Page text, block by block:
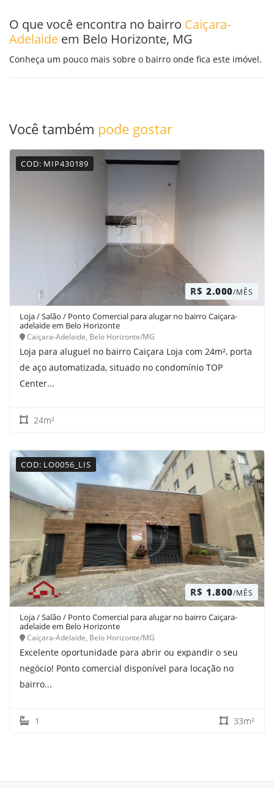
O que você encontra no bairro Caiçara-
Adelaide em Belo Horizonte, MG
Conheça um pouco mais sobre o bairro onde fica este imóvel.
Você também pode gostar
COD: MIP430189
R$ 2.000/MÊS
Loja / Salão / Ponto Comercial para alugar no bairro Caiçara-
adelaide em Belo Horizonte
Caiçara-Adelaide, Belo Horizonte/MG
Loja para aluguel no bairro Caiçara Loja com 24m², porta
de aço automatizada, situado no condomínio TOP
Center...
24m²
COD: LO0056_LIS
R$ 1.800/MÊS
Loja / Salão / Ponto Comercial para alugar no bairro Caiçara-
adelaide em Belo Horizonte
Caiçara-Adelaide, Belo Horizonte/MG
Excelente oportunidade para abrir ou expandir o seu
negócio! Ponto comercial disponível para locação no
bairro...
1 33m²